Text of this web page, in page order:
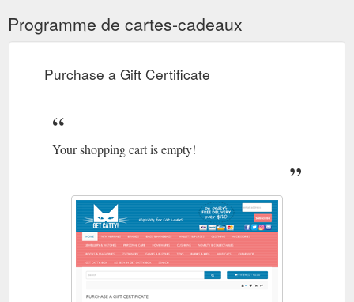
Programme de cartes-cadeaux
Purchase a Gift Certificate
Your shopping cart is empty!